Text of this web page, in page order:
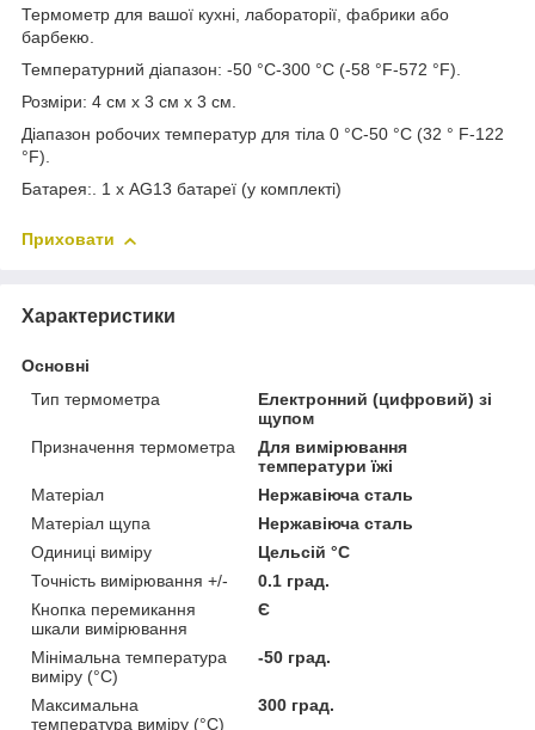
Термометр для вашої кухні, лабораторії, фабрики або
барбекю.
Температурний діапазон: -50 °C-300 °C (-58 °F-572 °F).
Розміри: 4 см х 3 см х 3 см.
Діапазон робочих температур для тіла 0 °C-50 °C (32 ° F-122
°F).
Батарея:. 1 х AG13 батареї (у комплекті)
Приховати
Характеристики
Основні
Тип термометра
Електронний (цифровий) зі
щупом
Призначення термометра
Для вимірювання
температури їжі
Матеріал
Нержавіюча сталь
Матеріал щупа
Нержавіюча сталь
Одиниці виміру
Цельсій °C
Точність вимірювання +/-
0.1 град.
Кнопка перемикання
шкали вимірювання
Є
Мінімальна температура
виміру (°C)
-50 град.
Максимальна
температура виміру (°C)
300 град.